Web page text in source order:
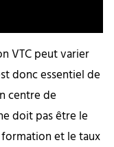
VTC peut varier
donc essentiel de
centre de
doit pas être le
et le taux